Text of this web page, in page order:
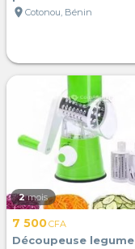
location_on Cotonou, Bénin
2 mois
7 500CFA
Découpeuse legume